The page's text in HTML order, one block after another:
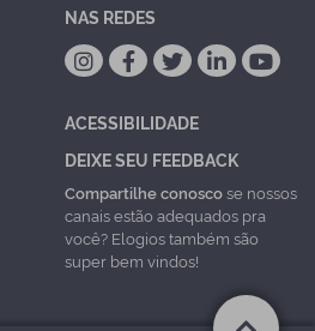
NAS REDES
ACESSIBILIDADE
DEIXE SEU FEEDBACK
Compartilhe conoscose nossos
canais estão adequados pra
você? Elogios também são
super bem vindos!